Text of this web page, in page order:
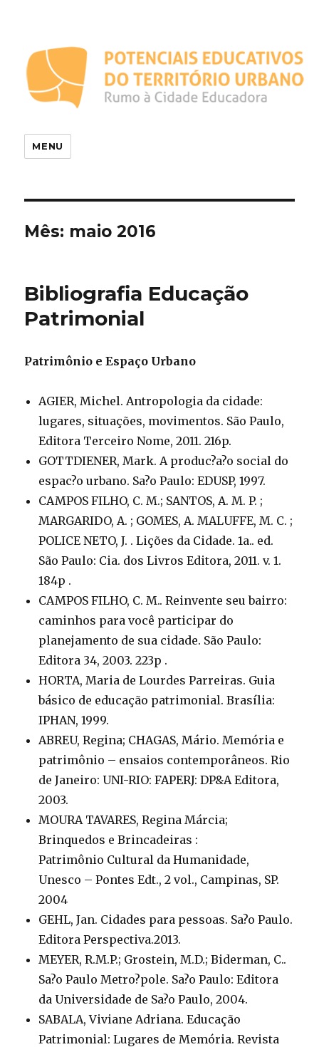
Território Urbano
MENU
Mês: maio 2016
Bibliografia Educação
Patrimonial
Patrimônio e Espaço Urbano
AGIER, Michel. Antropologia da cidade:
lugares, situações, movimentos. São Paulo,
Editora Terceiro Nome, 2011. 216p.
GOTTDIENER, Mark. A produc?a?o social do
espac?o urbano. Sa?o Paulo: EDUSP, 1997.
CAMPOS FILHO, C. M.; SANTOS, A. M. P. ;
MARGARIDO, A. ; GOMES, A. MALUFFE, M. C. ;
POLICE NETO, J. . Lições da Cidade. 1a.. ed.
São Paulo: Cia. dos Livros Editora, 2011. v. 1.
184p .
CAMPOS FILHO, C. M.. Reinvente seu bairro:
caminhos para você participar do
planejamento de sua cidade. São Paulo:
Editora 34, 2003. 223p .
HORTA, Maria de Lourdes Parreiras. Guia
básico de educação patrimonial. Brasília:
IPHAN, 1999.
ABREU, Regina; CHAGAS, Mário. Memória e
patrimônio – ensaios contemporâneos. Rio
de Janeiro: UNI-RIO: FAPERJ: DP&A Editora,
2003.
MOURA TAVARES, Regina Márcia;
Brinquedos e Brincadeiras :
Patrimônio Cultural da Humanidade,
Unesco – Pontes Edt., 2 vol., Campinas, SP.
2004
GEHL, Jan. Cidades para pessoas. Sa?o Paulo.
Editora Perspectiva.2013.
MEYER, R.M.P.; Grostein, M.D.; Biderman, C..
Sa?o Paulo Metro?pole. Sa?o Paulo: Editora
da Universidade de Sa?o Paulo, 2004.
SABALA, Viviane Adriana. Educação
Patrimonial: Lugares de Memória. Revista